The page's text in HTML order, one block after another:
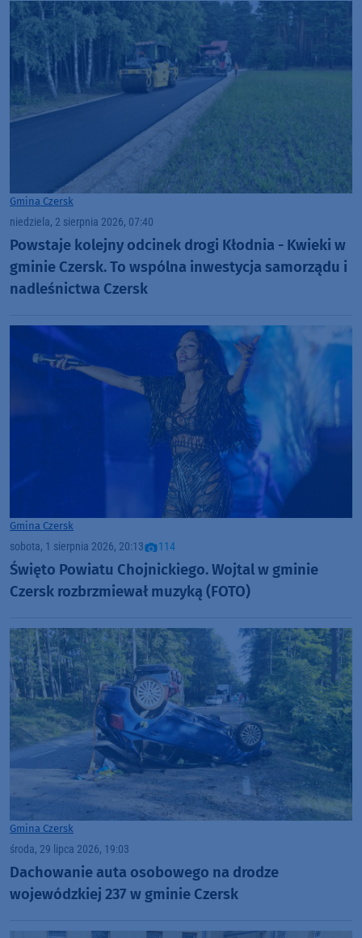
Gmina Czersk
niedziela, 2 sierpnia 2026, 07:40
Powstaje kolejny odcinek drogi Kłodnia - Kwieki w
gminie Czersk. To wspólna inwestycja samorządu i
nadleśnictwa Czersk
Gmina Czersk
sobota, 1 sierpnia 2026, 20:13 114
Święto Powiatu Chojnickiego. Wojtal w gminie
Czersk rozbrzmiewał muzyką (FOTO)
Gmina Czersk
środa, 29 lipca 2026, 19:03
Dachowanie auta osobowego na drodze
wojewódzkiej 237 w gminie Czersk